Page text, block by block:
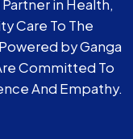
in Health,
Care To The
by Ganga
Committed To
And Empathy.